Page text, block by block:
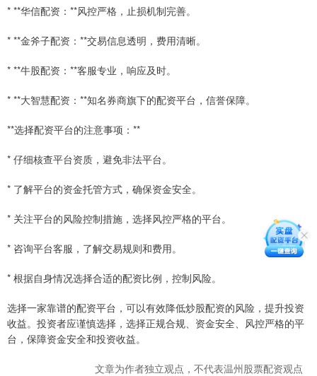
* **华信配资：**风控严格，止损机制完善。
* **金斧子配资：**交易信息透明，费用清晰。
* **牛股配资：**客服专业，响应及时。
* **大智慧配资：**知名券商旗下的配资平台，信誉保障。
**选择配资平台的注意事项：**
* 仔细核查平台资质，避免非法平台。
* 了解平台的资金托管方式，确保资金安全。
* 关注平台的风险控制措施，选择风控严格的平台。
* 咨询平台客服，了解交易规则和费用。
* 根据自身情况选择合适的配资比例，控制风险。
选择一家靠谱的配资平台，可以有效降低炒股配资的风险，提升投资
收益。投资者应谨慎选择，选择正规合规、资金安全、风控严格的平
台，保障资金安全和投资收益。
文章为作者独立观点，不代表温州股票配资观点